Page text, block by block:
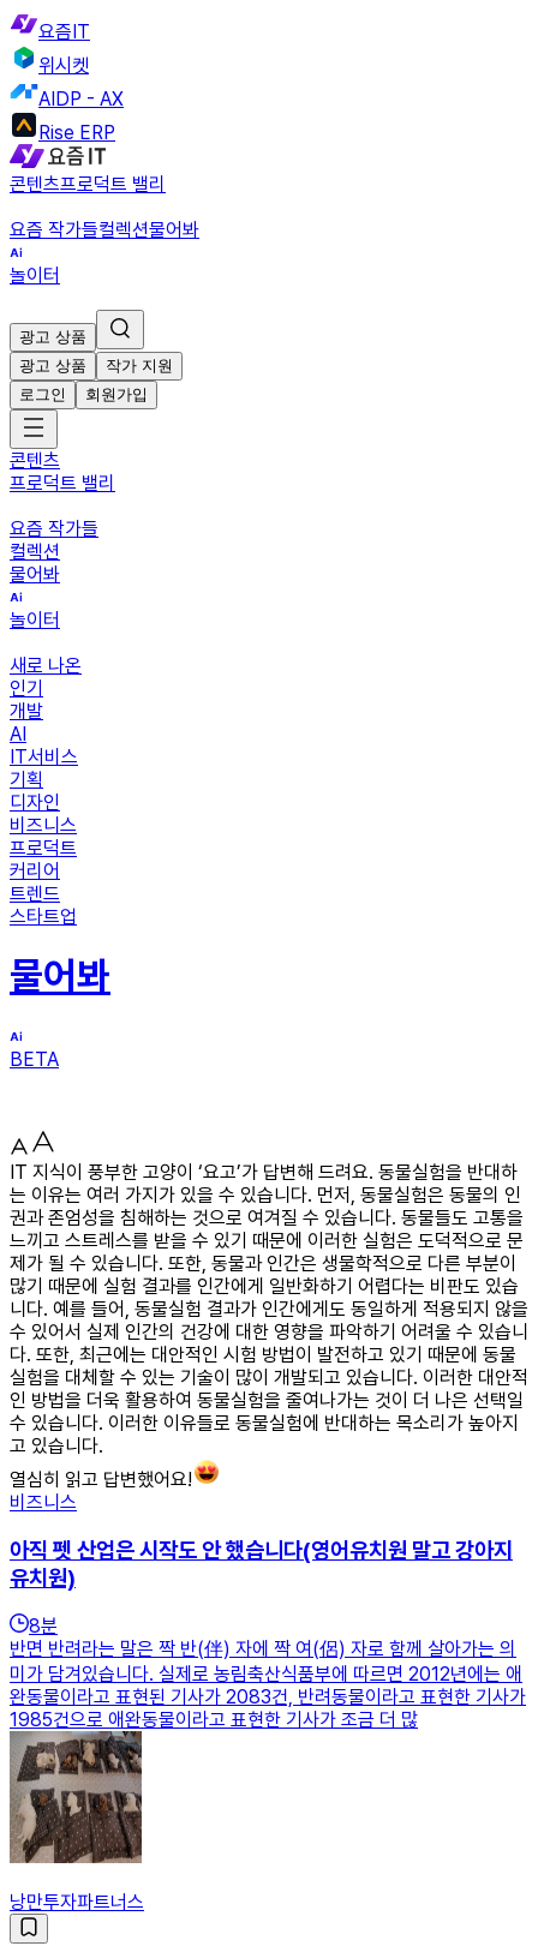
요즘IT
위시켓
AIDP - AX
Rise ERP
콘텐츠프로덕트 밸리
요즘 작가들컬렉션물어봐
놀이터
광고 상품
광고 상품
작가 지원
로그인
회원가입
콘텐츠
프로덕트 밸리
요즘 작가들
컬렉션
물어봐
놀이터
새로 나온
인기
개발
AI
IT서비스
기획
디자인
비즈니스
프로덕트
커리어
트렌드
스타트업
물어봐
BETA
IT 지식이 풍부한 고양이 ‘요고’가 답변해 드려요. 동물실험을 반대하
는 이유는 여러 가지가 있을 수 있습니다. 먼저, 동물실험은 동물의 인
권과 존엄성을 침해하는 것으로 여겨질 수 있습니다. 동물들도 고통을
느끼고 스트레스를 받을 수 있기 때문에 이러한 실험은 도덕적으로 문
제가 될 수 있습니다. 또한, 동물과 인간은 생물학적으로 다른 부분이
많기 때문에 실험 결과를 인간에게 일반화하기 어렵다는 비판도 있습
니다. 예를 들어, 동물실험 결과가 인간에게도 동일하게 적용되지 않을
수 있어서 실제 인간의 건강에 대한 영향을 파악하기 어려울 수 있습니
다. 또한, 최근에는 대안적인 시험 방법이 발전하고 있기 때문에 동물
실험을 대체할 수 있는 기술이 많이 개발되고 있습니다. 이러한 대안적
인 방법을 더욱 활용하여 동물실험을 줄여나가는 것이 더 나은 선택일
수 있습니다. 이러한 이유들로 동물실험에 반대하는 목소리가 높아지
고 있습니다.
열심히 읽고 답변했어요!
비즈니스
아직 펫 산업은 시작도 안 했습니다(영어유치원 말고 강아지
유치원)
8분
반면 반려라는 말은 짝 반(伴) 자에 짝 여(侶) 자로 함께 살아가는 의
미가 담겨있습니다. 실제로 농림축산식품부에 따르면 2012년에는 애
완동물이라고 표현된 기사가 2083건, 반려동물이라고 표현한 기사가
1985건으로 애완동물이라고 표현한 기사가 조금 더 많
낭만투자파트너스